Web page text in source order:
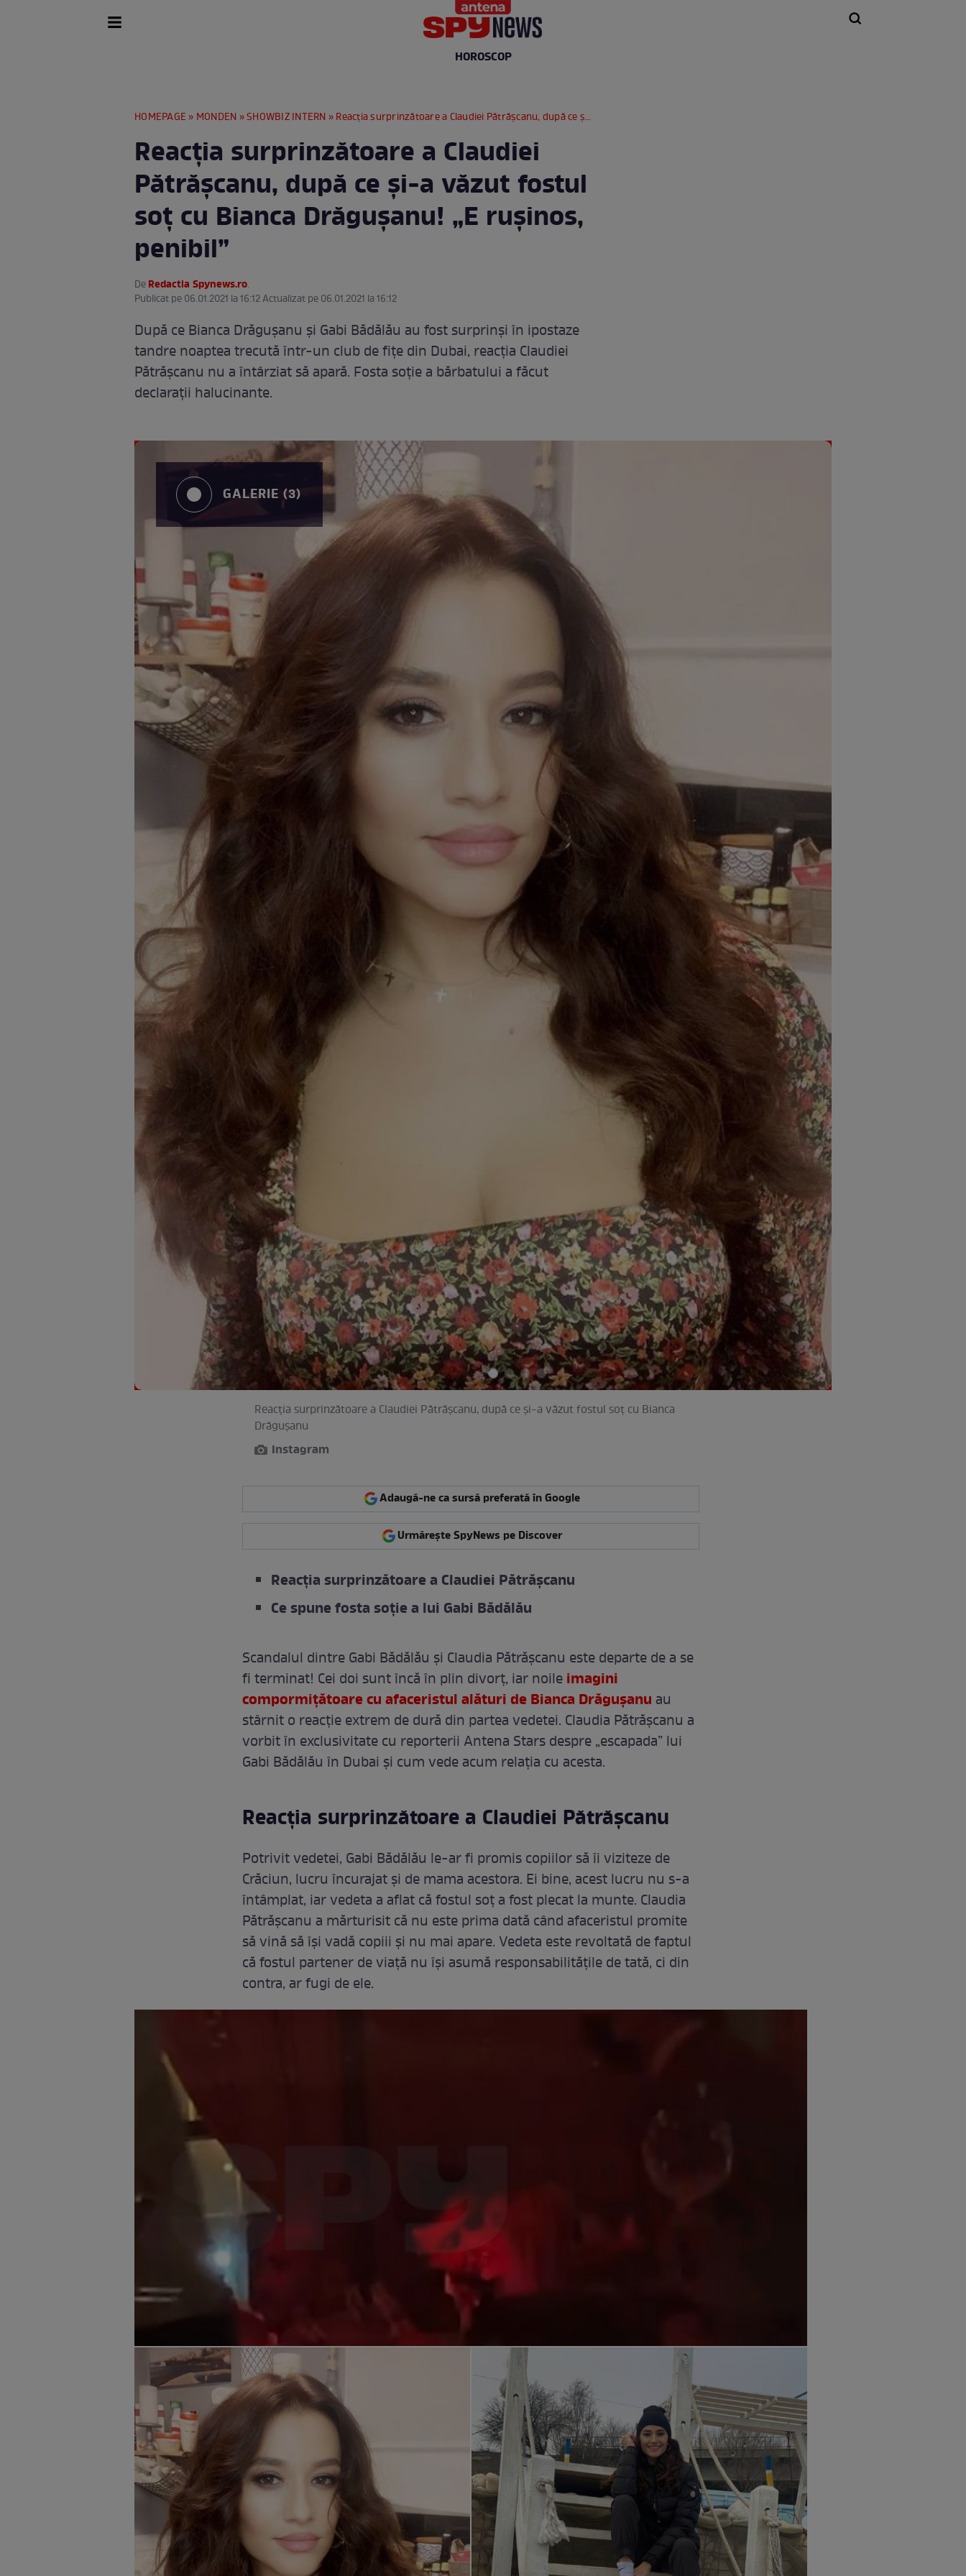
HOROSCOP
HOMEPAGE » MONDEN »SHOWBIZ INTERN » Reacția surprinzătoare a Claudiei Pătrășcanu, după ce și-a văzut fostul soț cu Bianca Drăgușanu! „E rușinos, penibil”
Reacția surprinzătoare a Claudiei
Pătrășcanu, după ce și-a văzut fostul
soț cu Bianca Drăgușanu! „E rușinos,
penibil”
DeRedactia Spynews.ro.
Publicat pe 06.01.2021 la 16:12 Actualizat pe 06.01.2021 la 16:12
După ce Bianca Drăgușanu și Gabi Bădălău au fost surprinși în ipostaze
tandre noaptea trecută într-un club de fițe din Dubai, reacția Claudiei
Pătrășcanu nu a întârziat să apară. Fosta soție a bărbatului a făcut
declarații halucinante.
GALERIE (3)
Reacția surprinzătoare a Claudiei Pătrășcanu, după ce și-a văzut fostul soț cu Bianca
Drăgușanu
Instagram
Adaugă-ne ca sursă preferată în Google
Urmărește SpyNews pe Discover
Reacția surprinzătoare a Claudiei Pătrășcanu
Ce spune fosta soție a lui Gabi Bădălău
Scandalul dintre Gabi Bădălău și Claudia Pătrășcanu este departe de a se
fi terminat! Cei doi sunt încă în plin divorț, iar noileimagini
compormițătoare cu afaceristul alături de Bianca Drăgușanu au
stârnit o reacție extrem de dură din partea vedetei. Claudia Pătrășcanu a
vorbit în exclusivitate cu reporterii Antena Stars despre „escapada” lui
Gabi Bădălău în Dubai și cum vede acum relația cu acesta.
Reacția surprinzătoare a Claudiei Pătrășcanu
Potrivit vedetei, Gabi Bădălău le-ar fi promis copiilor să îi viziteze de
Crăciun, lucru încurajat și de mama acestora. Ei bine, acest lucru nu s-a
întâmplat, iar vedeta a aflat că fostul soț a fost plecat la munte. Claudia
Pătrășcanu a mărturisit că nu este prima dată când afaceristul promite
să vină să își vadă copiii și nu mai apare. Vedeta este revoltată de faptul
că fostul partener de viață nu își asumă responsabilitățile de tată, ci din
contra, ar fugi de ele.